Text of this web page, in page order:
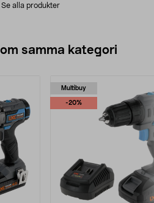
Se alla produkter
samma kategori
Multibuy
-20%